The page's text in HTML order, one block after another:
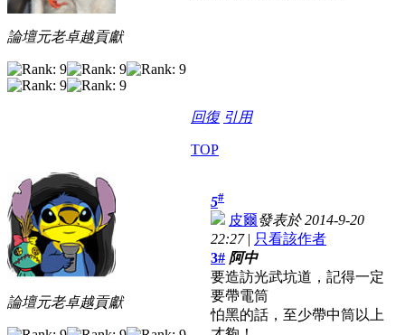
論壇元老卓越貢獻
回復 引用
TOP
論壇元老卓越貢獻
5#
皮爾發表於 2014-9-20
22:27| 只看該作者
3# 阿中
要造訪光武坑道，記得一定
要帶電筒
怕黑的話，至少帶中筒以上